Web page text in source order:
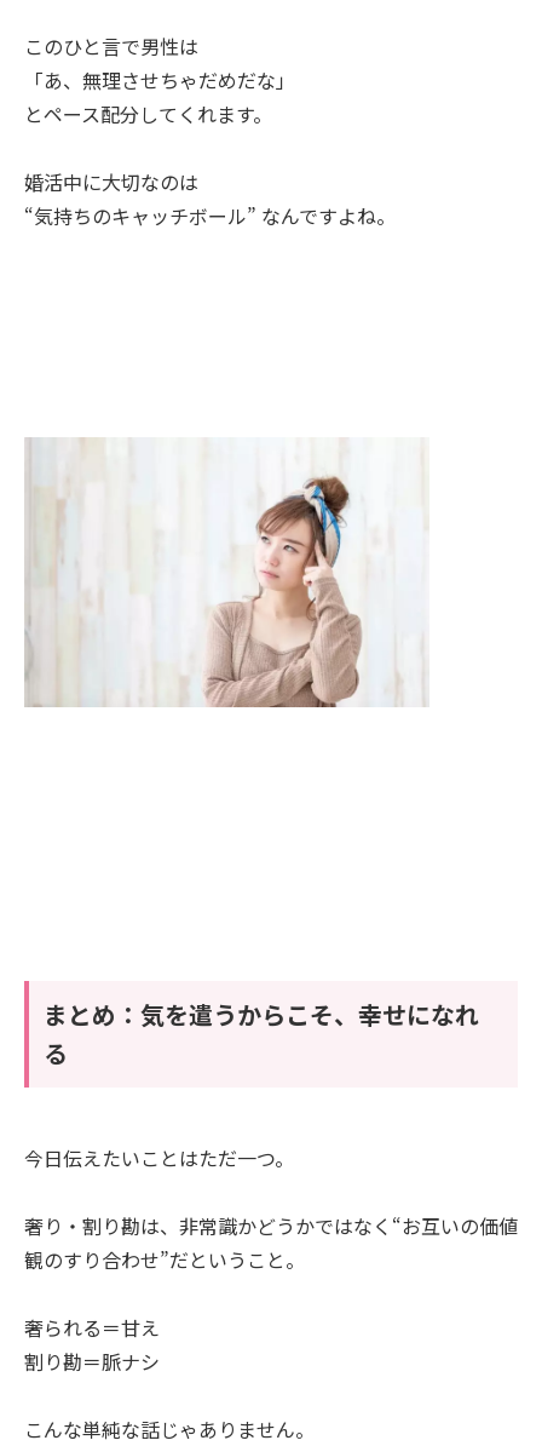
このひと言で男性は
「あ、無理させちゃだめだな」
とペース配分してくれます。
婚活中に大切なのは
“気持ちのキャッチボール” なんですよね。
まとめ：気を遣うからこそ、幸せになれ
る
今日伝えたいことはただ一つ。
奢り・割り勘は、非常識かどうかではなく“お互いの価値
観のすり合わせ”だということ。
奢られる＝甘え
割り勘＝脈ナシ
こんな単純な話じゃありません。